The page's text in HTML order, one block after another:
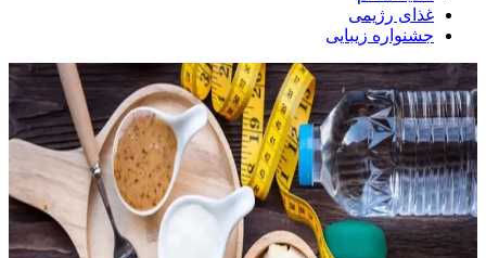
غذای رژیمی
جشنواره زیبایی